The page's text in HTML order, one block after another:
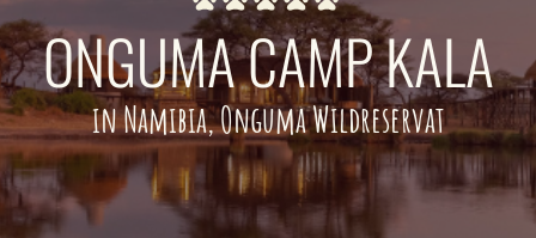
ONGUMA CAMP KALA
in Namibia, Onguma Wildreservat